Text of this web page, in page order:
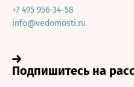
+7 495 956-34-58
info@vedomosti.ru